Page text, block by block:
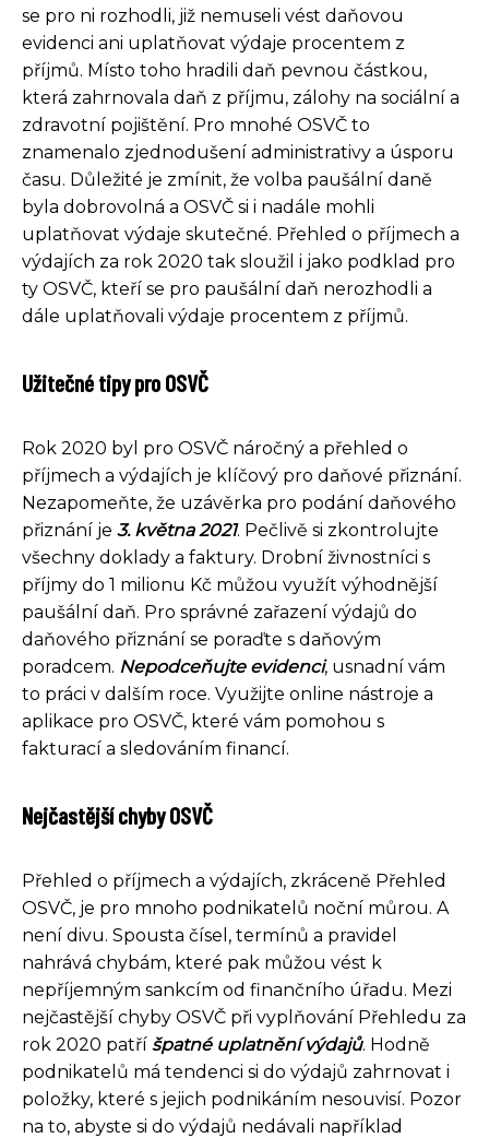
se pro ni rozhodli, již nemuseli vést daňovou
evidenci ani uplatňovat výdaje procentem z
příjmů. Místo toho hradili daň pevnou částkou,
která zahrnovala daň z příjmu, zálohy na sociální a
zdravotní pojištění. Pro mnohé OSVČ to
znamenalo zjednodušení administrativy a úsporu
času. Důležité je zmínit, že volba paušální daně
byla dobrovolná a OSVČ si i nadále mohli
uplatňovat výdaje skutečné. Přehled o příjmech a
výdajích za rok 2020 tak sloužil i jako podklad pro
ty OSVČ, kteří se pro paušální daň nerozhodli a
dále uplatňovali výdaje procentem z příjmů.
Užitečné tipy pro OSVČ
Rok 2020 byl pro OSVČ náročný a přehled o
příjmech a výdajích je klíčový pro daňové přiznání.
Nezapomeňte, že uzávěrka pro podání daňového
přiznání je 3. května 2021. Pečlivě si zkontrolujte
všechny doklady a faktury. Drobní živnostníci s
příjmy do 1 milionu Kč můžou využít výhodnější
paušální daň. Pro správné zařazení výdajů do
daňového přiznání se poraďte s daňovým
poradcem. Nepodceňujte evidenci, usnadní vám
to práci v dalším roce. Využijte online nástroje a
aplikace pro OSVČ, které vám pomohou s
fakturací a sledováním financí.
Nejčastější chyby OSVČ
Přehled o příjmech a výdajích, zkráceně Přehled
OSVČ, je pro mnoho podnikatelů noční můrou. A
není divu. Spousta čísel, termínů a pravidel
nahrává chybám, které pak můžou vést k
nepříjemným sankcím od finančního úřadu. Mezi
nejčastější chyby OSVČ při vyplňování Přehledu za
rok 2020 patří špatné uplatnění výdajů. Hodně
podnikatelů má tendenci si do výdajů zahrnovat i
položky, které s jejich podnikáním nesouvisí. Pozor
na to, abyste si do výdajů nedávali například